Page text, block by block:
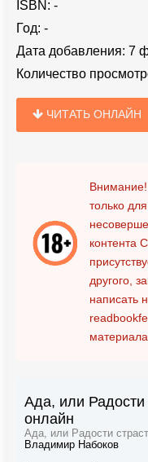
ISBN: -
Год: -
Дата добавления: 7
Количество
ЧИТАТЬ ОНЛАЙН
Внимание!
только
контента
другого,
написать
материала
Ада, или Радости
онлайн
Ада, или Радости
Владимир Набоков